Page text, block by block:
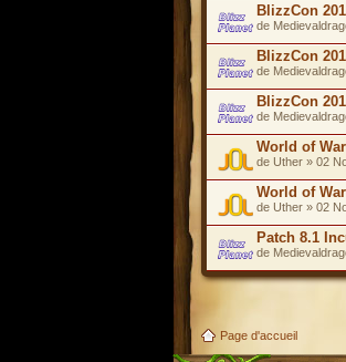
BlizzCon
de
BlizzCon
de
BlizzCon
de
World of
de Uther » 02
World of
de Uther » 02
Patch 8.1
de
Page d'accueil